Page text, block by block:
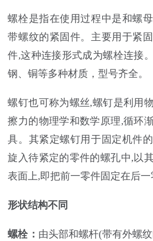
螺栓是指在使用过程中是和螺
带螺纹的紧固件。主要用于紧
件,这种连接形式成为螺栓连接
钢、铜等多种材质，型号齐全。
螺钉也可称为螺丝,螺钉是利用
擦力的物理学和数学原理,循环
具。其紧定螺钉用于固定机件
旋入待紧定的零件的螺孔中,以
表面上,即把前一零件固定在后一
形状结构不同
螺栓 ： 由头部和螺杆(带有外螺